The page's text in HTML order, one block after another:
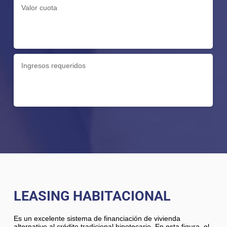
Valor cuota
Ingresos requeridos
LEASING HABITACIONAL
Es un excelente sistema de financiación de vivienda